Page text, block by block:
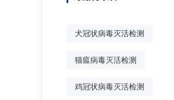
犬冠状病毒灭活检测
猫瘟病毒灭活检测
鸡冠状病毒灭活检测